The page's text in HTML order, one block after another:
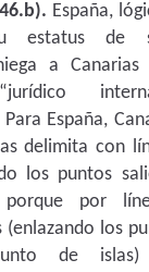
España,
estatus de
a Canarias
España,
delimita con
los puntos
porque por
(enlazando los
de islas)